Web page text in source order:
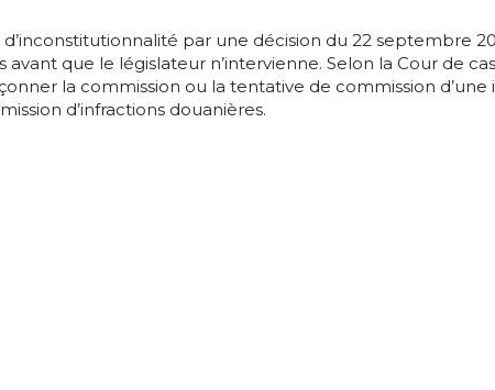
par une décision du 22 septembre
que le législateur n’intervienne. Selon la Cour de
la commission ou la tentative de commission d’une
d’infractions douanières.